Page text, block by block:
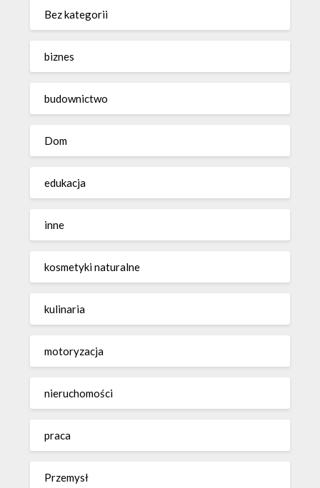
Bez kategorii
biznes
budownictwo
Dom
edukacja
inne
kosmetyki naturalne
kulinaria
motoryzacja
nieruchomości
praca
Przemysł